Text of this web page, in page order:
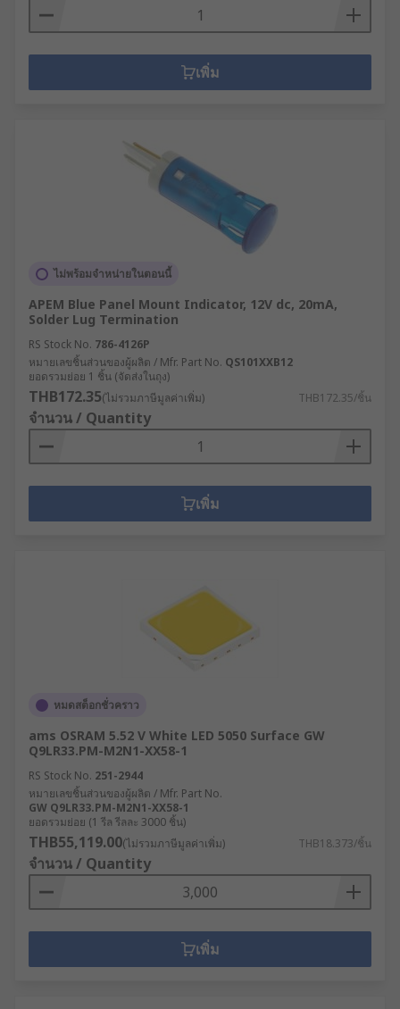
เพิ่ม
ไม่พร้อมจำหน่ายในตอนนี้
APEM Blue Panel Mount Indicator, 12V dc, 20mA,
Solder Lug Termination
RS Stock No. 786-4126P
หมายเลขชิ้นส่วนของผู้ผลิต / Mfr. Part No. QS101XXB12
ยอดรวมย่อย 1 ชิ้น (จัดส่งในถุง)
THB172.35(ไม่รวมภาษีมูลค่าเพิ่ม) THB172.35/ชิ้น
จำนวน / Quantity
เพิ่ม
หมดสต็อกชั่วคราว
ams OSRAM 5.52 V White LED 5050 Surface GW
Q9LR33.PM-M2N1-XX58-1
RS Stock No. 251-2944
หมายเลขชิ้นส่วนของผู้ผลิต / Mfr. Part No.
GW Q9LR33.PM-M2N1-XX58-1
ยอดรวมย่อย (1 รีล รีลละ 3000 ชิ้น)
THB55,119.00(ไม่รวมภาษีมูลค่าเพิ่ม) THB18.373/ชิ้น
จำนวน / Quantity
เพิ่ม